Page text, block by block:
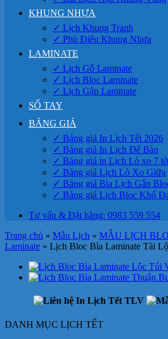
KHUNG NHỰA
✓ Lịch Khung Tranh
✓ Phù Điêu Khung Nhựa
LAMINATE
✓ Lịch Gỗ Laminate
✓ Lịch Bloc Laminate
✓ Lịch Gập Laminate
SỔ TAY
BẢNG GIÁ
✓ Bảng giá In Lịch Tết 2026
✓ Bảng giá In Lịch Để Bàn
✓ Bảng giá in Lịch Lò xo 7 tờ
✓ Bảng giá Lịch Lò Xo Giữa
✓ Bảng giá Bìa Lịch Gắn
✓ Bảng giá Lịch Bloc Khổ
Tư vấn & Đặt hàng: 0983 559 554
Trang chủ » Mẫu Lịch » MẪU LỊCH
Laminate » Lịch Bloc Bìa Laminate Tài
DANH MỤC LỊCH TẾT